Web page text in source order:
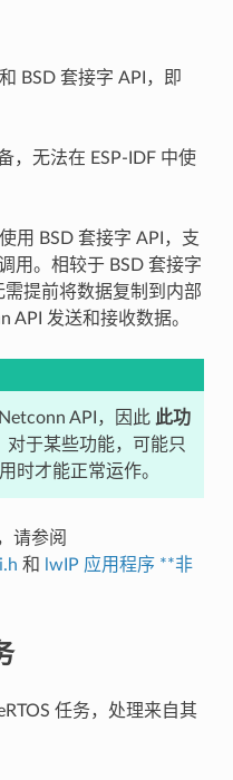
BSD 套接字 API，即
，无法在 ESP-IDF 中使
用 BSD 套接字 API，支
用。相较于 BSD 套接字
提前将数据复制到内部
API 发送和接收数据。
API，因此 此功
对于某些功能，可能只
时才能正常运作。
请参阅
和
lwIP 应用程序 **非
任务，处理来自其